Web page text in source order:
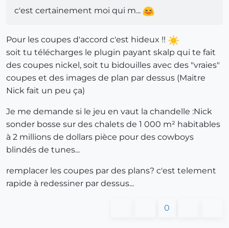
c'est certainement moi qui m...
Pour les coupes d'accord c'est hideux !!
soit tu télécharges le plugin payant skalp qui te fait
des coupes nickel, soit tu bidouilles avec des "vraies"
coupes et des images de plan par dessus (Maitre
Nick fait un peu ça)
Je me demande si le jeu en vaut la chandelle :Nick
sonder bosse sur des chalets de 1 000 m² habitables
à 2 millions de dollars pièce pour des cowboys
blindés de tunes...
remplacer les coupes par des plans? c'est telement
rapide à redessiner par dessus...
0